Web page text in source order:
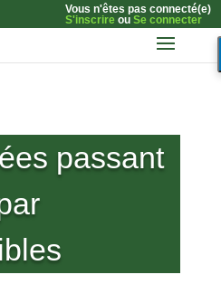
Vous n'êtes pas connecté(e)
S'inscrireou Se connecter
passant